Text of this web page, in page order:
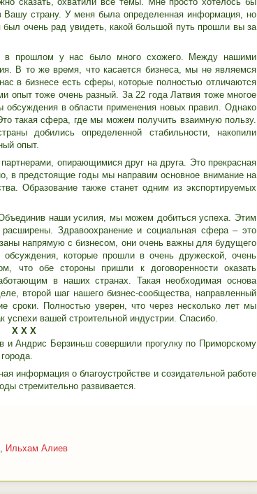
Вашу страну. У меня была определенная информация, но
очень рад увидеть, какой большой путь прошли вы за
прошлом у нас было много схожего. Между нашими
В то же время, что касается бизнеса, мы не являемся
в бизнесе есть сферы, которые полностью отличаются
опыт тоже очень разный. За 22 года Латвия тоже многое
в области применения новых правил. Однако
такая сфера, где мы можем получить взаимную пользу.
добились определенной стабильности, накопили
опыт.
опирающимися друг на друга. Это прекрасная
в предстоящие годы мы направим основное внимание на
Образование также станет одним из экспортируемых
наши усилия, мы можем добиться успеха. Этим
Здравоохранение и социальная сфера – это
напрямую с бизнесом, они очень важны для будущего
которые прошли в очень дружеской, очень
что обе стороны пришли к договоренности оказать
в наших странах. Такая необходимая основа
второй шаг нашего бизнес-сообщества, направленный
сроки. Полностью уверен, что через несколько лет мы
успехи вашей строительной индустрии. Спасибо.
Х Х Х
Андрис Берзиньш совершили прогулку по Приморскому
информация о благоустройстве и созидательной работе
стремительно развивается.
, Ильхам Алиев